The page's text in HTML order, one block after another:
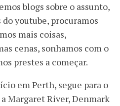
blogs sobre o assunto,
youtube, procuramos
mais coisas,
cenas, sonhamos com o
prestes a começar.
em Perth, segue para o
Margaret River, Denmark